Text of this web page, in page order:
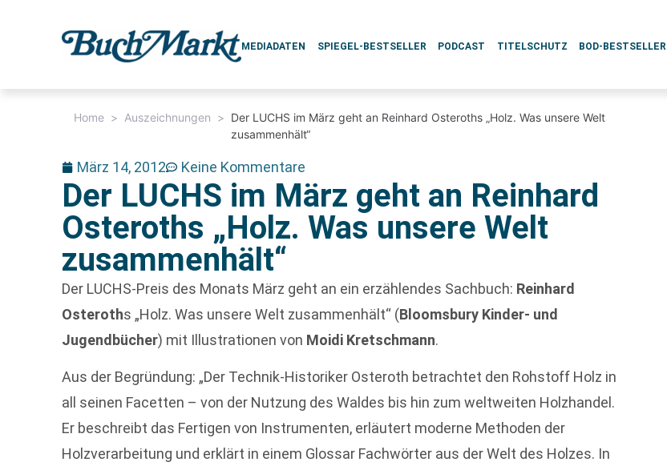
MEDIADATEN SPIEGEL-BESTSELLER PODCAST TITELSCHUTZ BOD-BESTSELLER
Home > Auszeichnungen > Der LUCHS im März geht an Reinhard Osteroths „Holz. Was unsere Welt
zusammenhält“
März 14, 2012 Keine Kommentare
Der LUCHS im März geht an Reinhard
Osteroths „Holz. Was unsere Welt
zusammenhält“
Der LUCHS-Preis des Monats März geht an ein erzählendes Sachbuch: Reinhard
Osteroths „Holz. Was unsere Welt zusammenhält“ (Bloomsbury Kinder- und
Jugendbücher) mit Illustrationen von Moidi Kretschmann.
Aus der Begründung: „Der Technik-Historiker Osteroth betrachtet den Rohstoff Holz in
all seinen Facetten – von der Nutzung des Waldes bis hin zum weltweiten Holzhandel.
Er beschreibt das Fertigen von Instrumenten, erläutert moderne Methoden der
Holzverarbeitung und erklärt in einem Glossar Fachwörter aus der Welt des Holzes. In